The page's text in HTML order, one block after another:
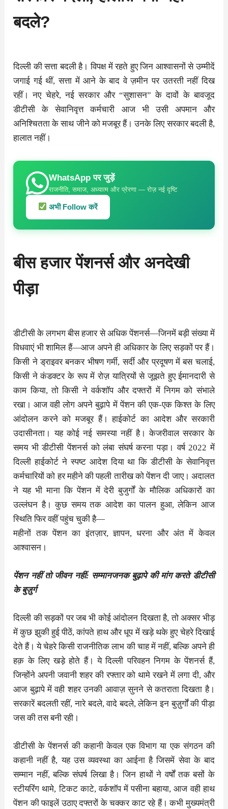
बदले?
दिल्ली की सत्ता बदली है। विपक्ष में रहते हुए जिन आश्वासनों से उम्मीदें
जगाई गई थीं, सत्ता में आने के बाद वे ज़मीन पर उतरती नहीं दिख
रहीं। नए चेहरे, नई सरकार और “सुशासन” के दावों के बावजूद
डीटीसी के सेवानिवृत्त कर्मचारी आज भी उसी अपमान और
अनिश्चितता के साथ जीने को मजबूर हैं। उनके लिए सरकार बदली है,
हालात नहीं।
WhatsApp पर जुड़ें
राजनीति, समाज, अध्यात्म और प्रेरणा — रोज़ नई दृष्टि
अभी Follow करें
बीस हजार पेंशनर्स और अनदेखी
पीड़ा
डीटीसी के लगभग बीस हजार से अधिक पेंशनर्स—जिनमें बड़ी संख्या में
विधवाएं भी शामिल हैं—आज अपने ही अधिकार के लिए सड़कों पर हैं।
किसी ने ड्राइवर बनकर भीषण गर्मी, सर्दी और प्रदूषण में बस चलाई,
किसी ने कंडक्टर के रूप में रोज़ यात्रियों से जूझते हुए ईमानदारी से
काम किया, तो किसी ने वर्कशॉप और दफ्तरों में निगम को संभाले
रखा। आज वही लोग अपने बुढ़ापे में पेंशन की एक-एक किश्त के लिए
आंदोलन करने को मजबूर हैं। हाईकोर्ट का आदेश और सरकारी
उदासीनता। यह कोई नई समस्या नहीं है। केजरीवाल सरकार के
समय भी डीटीसी पेंशनर्स को लंबा संघर्ष करना पड़ा। वर्ष 2022 में
दिल्ली हाईकोर्ट ने स्पष्ट आदेश दिया था कि डीटीसी के सेवानिवृत्त
कर्मचारियों को हर महीने की पहली तारीख को पेंशन दी जाए। अदालत
ने यह भी माना कि पेंशन में देरी बुजुर्गों के मौलिक अधिकारों का
उल्लंघन है। कुछ समय तक आदेश का पालन हुआ, लेकिन आज
स्थिति फिर वहीं पहुंच चुकी है—
महीनों तक पेंशन का इंतज़ार, ज्ञापन, धरना और अंत में केवल
आश्वासन।
पेंशन नहीं तो जीवन नहीं: सम्मानजनक बुढ़ापे की मांग करते डीटीसी
के बुज़ुर्ग
दिल्ली की सड़कों पर जब भी कोई आंदोलन दिखता है, तो अक्सर भीड़
में कुछ झुकी हुई पीठें, कांपते हाथ और धूप में खड़े थके हुए चेहरे दिखाई
देते हैं। ये चेहरे किसी राजनीतिक लाभ की चाह में नहीं, बल्कि अपने ही
हक़ के लिए खड़े होते हैं। ये दिल्ली परिवहन निगम के पेंशनर्स हैं,
जिन्होंने अपनी जवानी शहर की रफ्तार को थामे रखने में लगा दी, और
आज बुढ़ापे में वही शहर उनकी आवाज़ सुनने से कतराता दिखता है।
सरकारें बदलती रहीं, नारे बदले, वादे बदले, लेकिन इन बुज़ुर्गों की पीड़ा
जस की तस बनी रही।
डीटीसी के पेंशनर्स की कहानी केवल एक विभाग या एक संगठन की
कहानी नहीं है, यह उस व्यवस्था का आईना है जिसमें सेवा के बाद
सम्मान नहीं, बल्कि संघर्ष लिखा है। जिन हाथों ने वर्षों तक बसों के
स्टीयरिंग थामे, टिकट काटे, वर्कशॉप में पसीना बहाया, आज वही हाथ
पेंशन की फाइलें उठाए दफ्तरों के चक्कर काट रहे हैं। कभी मुख्यमंत्री